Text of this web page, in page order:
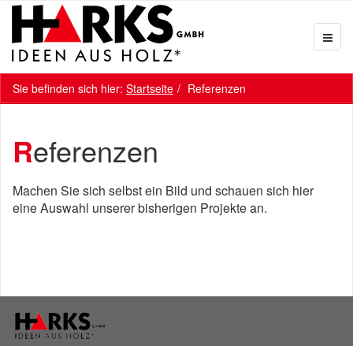
Sie befinden sich hier: Startseite Referenzen
Referenzen
Machen Sie sich selbst ein Bild und schauen sich hier
eine Auswahl unserer bisherigen Projekte an.